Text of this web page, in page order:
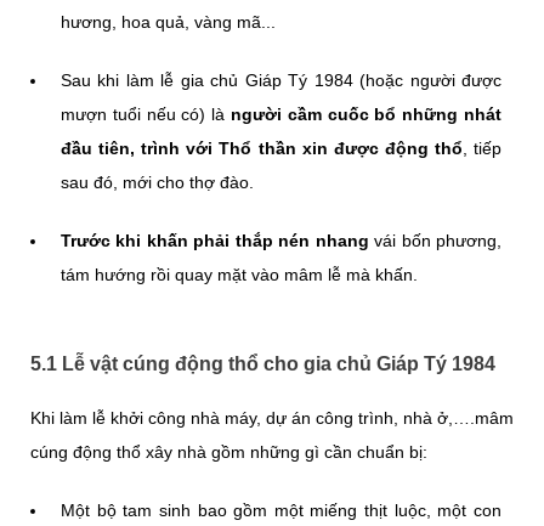
hương, hoa quả, vàng mã...
Sau khi làm lễ gia chủ Giáp Tý 1984 (hoặc người được
mượn tuổi nếu có) là người cầm cuốc bổ những nhát
đầu tiên, trình với Thổ thần xin được động thổ , tiếp
sau đó, mới cho thợ đào.
Trước khi khấn phải thắp nén nhang vái bốn phương,
tám hướng rồi quay mặt vào mâm lễ mà khấn.
5.1 Lễ vật cúng động thổ cho gia chủ Giáp Tý 1984
Khi làm lễ khởi công nhà máy, dự án công trình, nhà ở,….mâm
cúng động thổ xây nhà gồm những gì cần chuẩn bị:
Một bộ tam sinh bao gồm một miếng thịt luộc, một con